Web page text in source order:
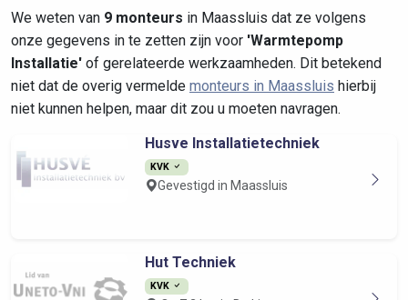
We weten van 9 monteurs in Maassluis dat ze volgens
onze gegevens in te zetten zijn voor 'Warmtepomp
Installatie' of gerelateerde werkzaamheden. Dit betekend
niet dat de overig vermelde monteurs in Maassluis hierbij
niet kunnen helpen, maar dit zou u moeten navragen.
Husve Installatietechniek
KVK
Gevestigd in Maassluis
Hut Techniek
KVK